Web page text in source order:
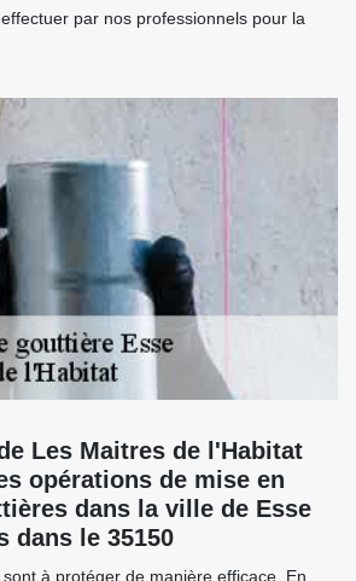
par nos professionnels pour la
Les Maitres de l'Habitat
opérations de mise en
dans la ville de Esse
dans le 35150
à protéger de manière efficace. En